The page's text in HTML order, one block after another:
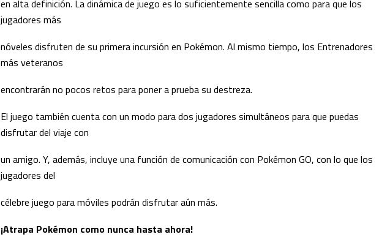
en alta definición. La dinámica de juego es lo suficientemente sencilla como para que los
jugadores más
nóveles disfruten de su primera incursión en Pokémon. Al mismo tiempo, los Entrenadores
más veteranos
encontrarán no pocos retos para poner a prueba su destreza.
El juego también cuenta con un modo para dos jugadores simultáneos para que puedas
disfrutar del viaje con
un amigo. Y, además, incluye una función de comunicación con Pokémon GO, con lo que los
jugadores del
célebre juego para móviles podrán disfrutar aún más.
¡Atrapa Pokémon como nunca hasta ahora!